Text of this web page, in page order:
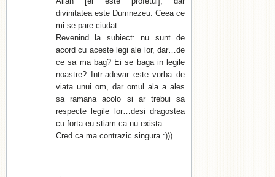
divinitatea este Dumnezeu. Ceea ce
mi se pare ciudat.
Revenind la subiect: nu sunt de
acord cu aceste legi ale lor, dar…de
ce sa ma bag? Ei se baga in legile
noastre? Intr-adevar este vorba de
viata unui om, dar omul ala a ales
sa ramana acolo si ar trebui sa
respecte legile lor…desi dragostea
cu forta eu stiam ca nu exista.
Cred ca ma contrazic singura :)))